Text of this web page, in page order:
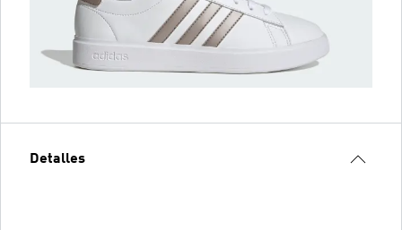
Detalles